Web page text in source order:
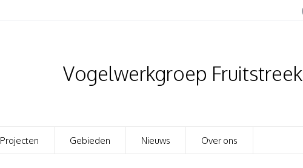
Vogelwerkgroep Fruitstreek
Projecten Gebieden Nieuws Over ons